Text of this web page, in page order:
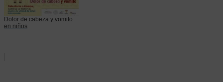
Dolor de cabeza y vomito
en niños